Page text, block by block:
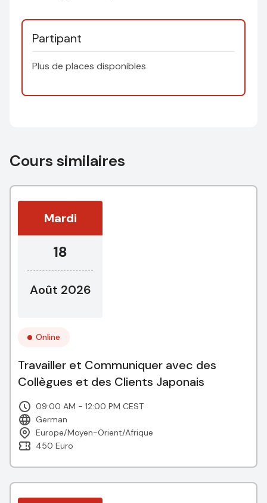
Partipant
Plus de places disponibles
Cours similaires
Mardi
18
Août 2026
Online
Travailler et Communiquer avec des
Collègues et des Clients Japonais
09:00 AM - 12:00 PM CEST
German
Europe/Moyen-Orient/Afrique
450 Euro